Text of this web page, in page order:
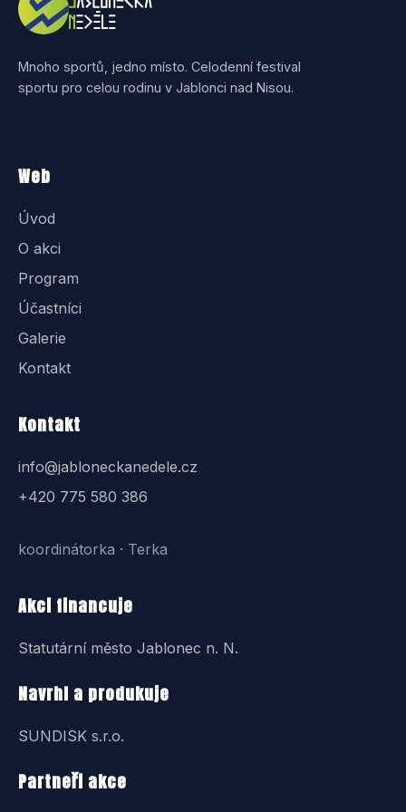
Mnoho sportů, jedno místo. Celodenní festival
sportu pro celou rodinu v Jablonci nad Nisou.
Web
Úvod
O akci
Program
Účastníci
Galerie
Kontakt
Kontakt
info@jabloneckanedele.cz
+420 775 580 386
koordinátorka · Terka
Akci financuje
Statutární město Jablonec n. N.
Navrhl a produkuje
SUNDISK s.r.o.
Partneři akce